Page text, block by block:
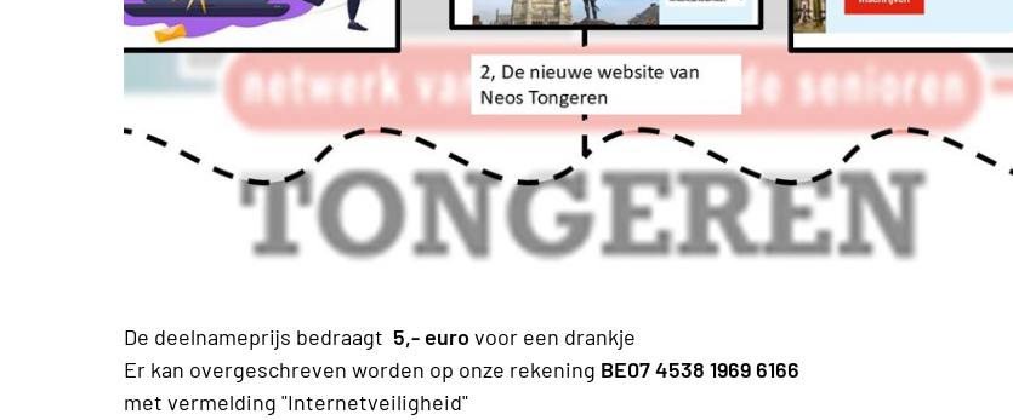
De deelnameprijs bedraagt 5,- eurovoor een drankje
Er kan overgeschreven worden op onze rekening BE07 4538 1969 6166
met vermelding "Internetveiligheid"